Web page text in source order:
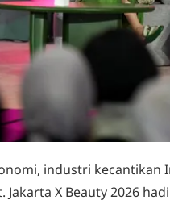
industri kecantikan
X Beauty 2026